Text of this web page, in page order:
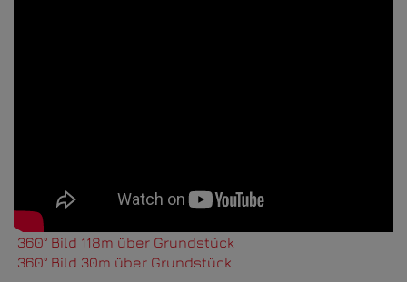
360° Bild 118m über Grundstück
360° Bild 30m über Grundstück